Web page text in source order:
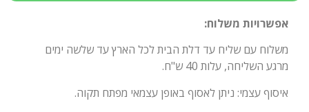
אפשרויות משלוח:
משלוח עם שליח עד דלת הבית לכל הארץ עד שלשה ימים
מרגע השליחה, עלות 40 ש"ח.
איסוף עצמי: ניתן לאסוף באופן עצמאי מפתח תקוה.